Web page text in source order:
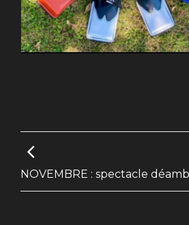
NOVEMBRE : spectacle